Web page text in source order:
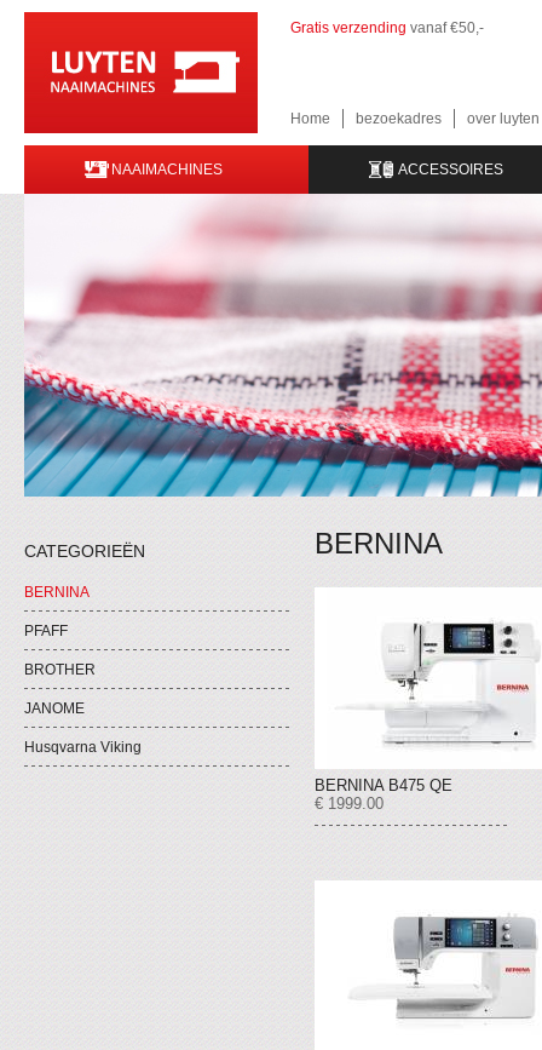
Gratis verzending vanaf €50,-
Home bezoekadres over
NAAIMACHINES ACCESSOIRES
CATEGORIEËN
BERNINA
PFAFF
BROTHER
JANOME
Husqvarna Viking
BERNINA
BERNINA B475 QE
€ 1999.00